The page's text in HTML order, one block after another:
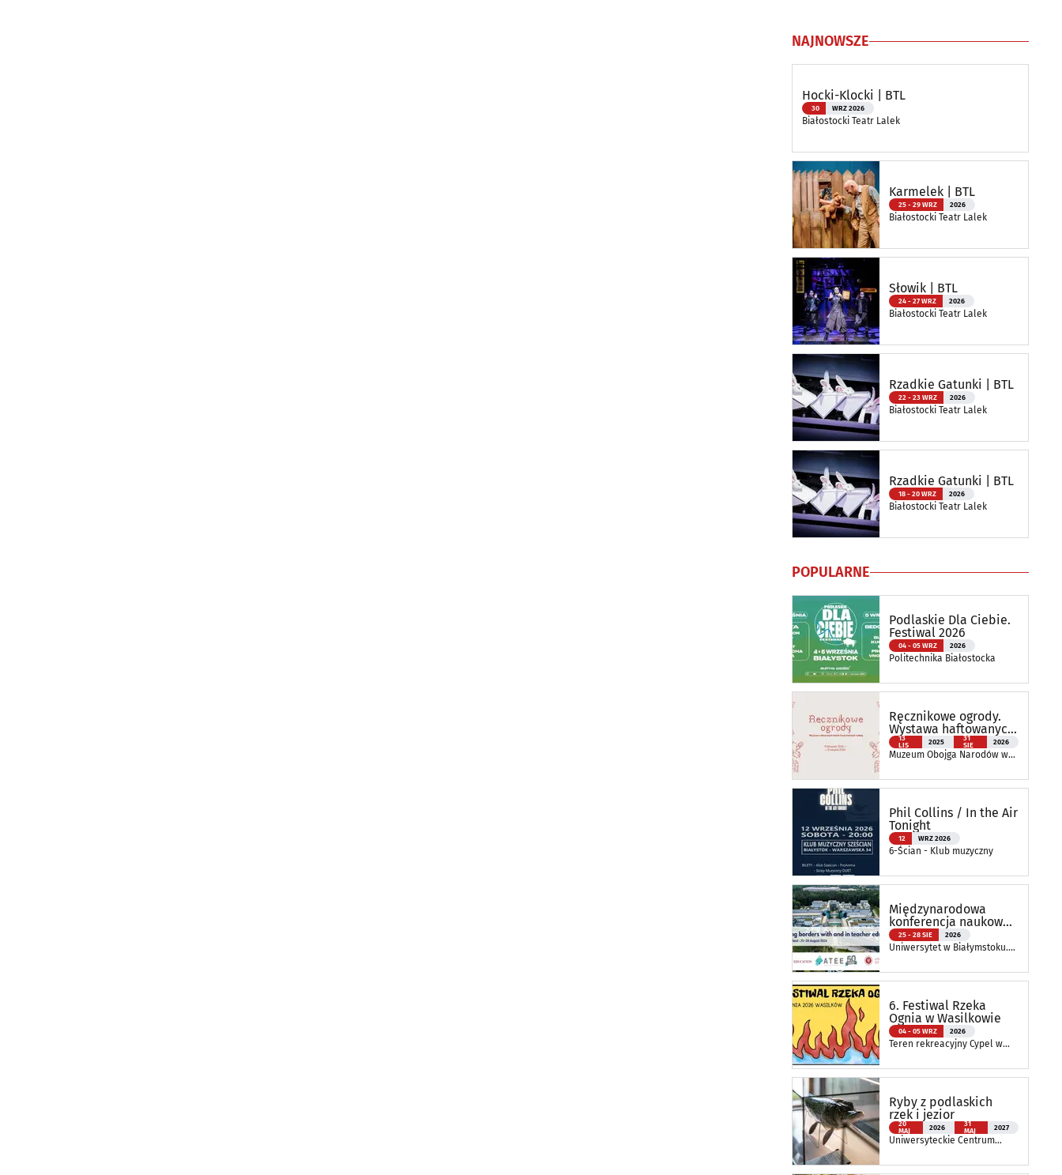
NAJNOWSZE
Hocki-Klocki | BTL
30 WRZ 2026
Białostocki Teatr Lalek
Karmelek | BTL
25 - 29 WRZ 2026
Białostocki Teatr Lalek
Słowik | BTL
24 - 27 WRZ 2026
Białostocki Teatr Lalek
Rzadkie Gatunki | BTL
22 - 23 WRZ 2026
Białostocki Teatr Lalek
Rzadkie Gatunki | BTL
18 - 20 WRZ 2026
Białostocki Teatr Lalek
POPULARNE
Podlaskie Dla Ciebie.
Festiwal 2026
04 - 05 WRZ 2026
Politechnika Białostocka
Ręcznikowe ogrody.
Wystawa haftowanych
tkanin inspirowanych
naturą
13
LIS
2025
31
SIE
2026
Muzeum Obojga Narodów w
Muzeum Podlaskiego w
Phil Collins / In the Air
Tonight
12 WRZ 2026
6-Ścian - Klub muzyczny
Międzynarodowa
konferencja naukowa
ATEE Annual
Conference 2026
25 - 28 SIE 2026
Uniwersytet w Białymstoku.
6. Festiwal Rzeka
Ognia w Wasilkowie
04 - 05 WRZ 2026
Teren rekreacyjny Cypel w
Ryby z podlaskich
rzek i jezior
20
MAJ
2026
31
MAJ
2027
Uniwersyteckie Centrum
Andrzeja Myrchy